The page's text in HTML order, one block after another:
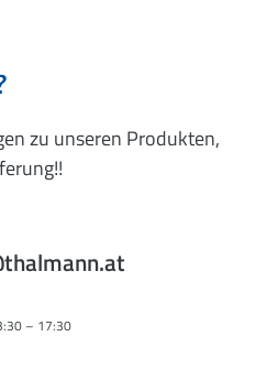
zu unseren Produkten,
– 17:30